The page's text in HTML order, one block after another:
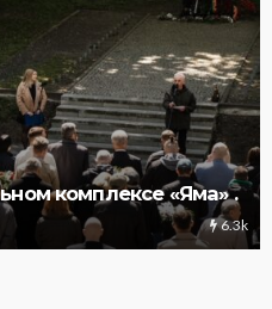
комплексе «Яма» .
6.3k